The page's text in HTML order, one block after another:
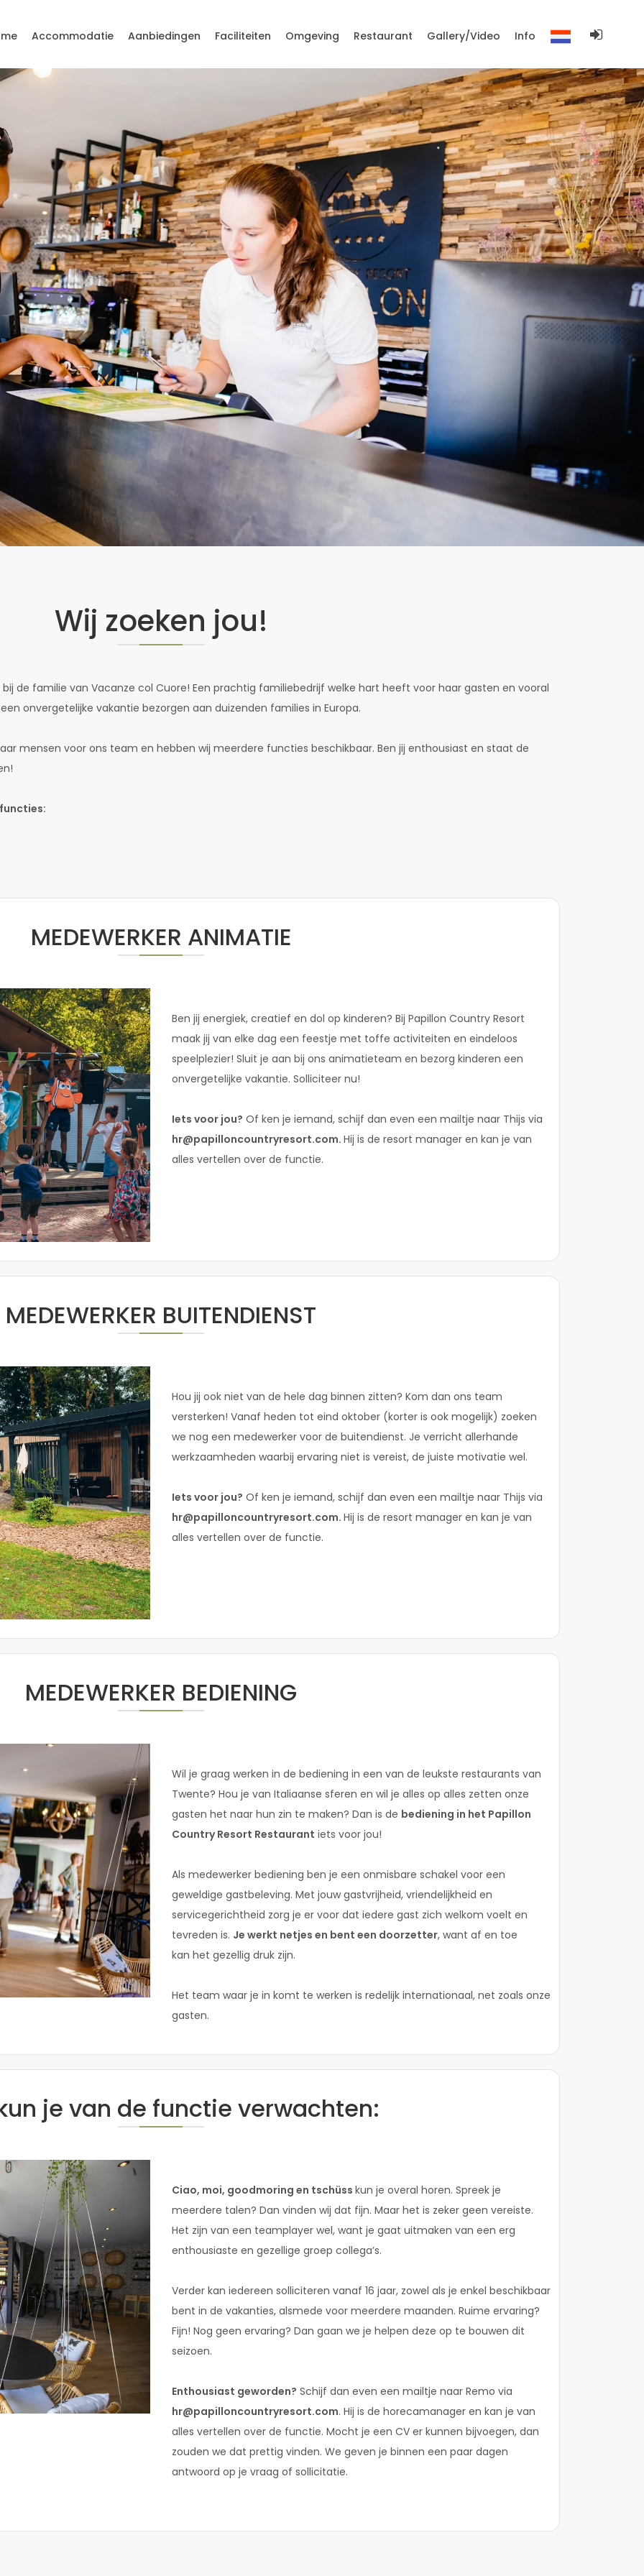
Wij zoeken jou!
bij de familie van Vacanze col Cuore! Een prachtig familiebedrijf welke hart heeft voor haar gasten en vooral
onvergetelijke vakantie bezorgen aan duizenden families in Europa.
mensen voor ons team en hebben wij meerdere functies beschikbaar. Ben jij enthousiast en staat de
MEDEWERKER ANIMATIE
Ben jij energiek, creatief en dol op kinderen? Bij Papillon Country Resort
maak jij van elke dag een feestje met toffe activiteiten en eindeloos
speelplezier! Sluit je aan bij ons animatieteam en bezorg kinderen een
onvergetelijke vakantie. Solliciteer nu!
Iets voor jou? Of ken je iemand, schijf dan even een mailtje naar Thijs via
hr@papilloncountryresort.com. Hij is de resort manager en kan je van
alles vertellen over de functie.
MEDEWERKER BUITENDIENST
Hou jij ook niet van de hele dag binnen zitten? Kom dan ons team
versterken! Vanaf heden tot eind oktober (korter is ook mogelijk) zoeken
we nog een medewerker voor de buitendienst. Je verricht allerhande
werkzaamheden waarbij ervaring niet is vereist, de juiste motivatie wel.
Iets voor jou? Of ken je iemand, schijf dan even een mailtje naar Thijs via
hr@papilloncountryresort.com. Hij is de resort manager en kan je van
alles vertellen over de functie.
MEDEWERKER BEDIENING
Wil je graag werken in de bediening in een van de leukste restaurants van
Twente? Hou je van Italiaanse sferen en wil je alles op alles zetten onze
gasten het naar hun zin te maken? Dan is de bediening in het Papillon
Country Resort Restaurant iets voor jou!
Als medewerker bediening ben je een onmisbare schakel voor een
geweldige gastbeleving. Met jouw gastvrijheid, vriendelijkheid en
servicegerichtheid zorg je er voor dat iedere gast zich welkom voelt en
tevreden is. Je werkt netjes en bent een doorzetter, want af en toe
kan het gezellig druk zijn.
Het team waar je in komt te werken is redelijk internationaal, net zoals onze
gasten.
je van de functie verwachten:
Ciao, moi, goodmoring en tschüss kun je overal horen. Spreek je
meerdere talen? Dan vinden wij dat fijn. Maar het is zeker geen vereiste.
Het zijn van een teamplayer wel, want je gaat uitmaken van een erg
enthousiaste en gezellige groep collega’s.
Verder kan iedereen solliciteren vanaf 16 jaar, zowel als je enkel beschikbaar
bent in de vakanties, alsmede voor meerdere maanden. Ruime ervaring?
Fijn! Nog geen ervaring? Dan gaan we je helpen deze op te bouwen dit
seizoen.
Enthousiast geworden? Schijf dan even een mailtje naar Remo via
hr@papilloncountryresort.com. Hij is de horecamanager en kan je van
alles vertellen over de functie. Mocht je een CV er kunnen bijvoegen, dan
zouden we dat prettig vinden. We geven je binnen een paar dagen
antwoord op je vraag of sollicitatie.
Accommodatie Aanbiedingen Faciliteiten Omgeving Restaurant Gallery/Video Info